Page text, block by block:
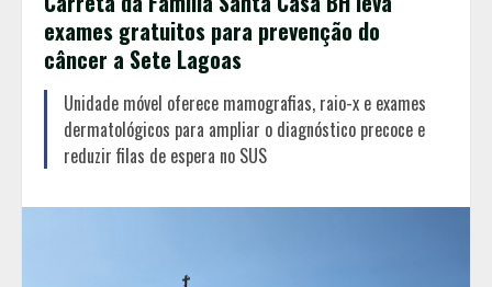
exames gratuitos para prevenção do
câncer a Sete Lagoas
Unidade móvel oferece mamografias, raio-x e exames
dermatológicos para ampliar o diagnóstico precoce e
reduzir filas de espera no SUS